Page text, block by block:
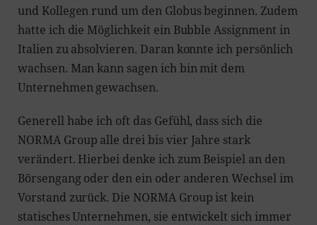
und Kollegen rund um den Globus beginnen. Zudem
hatte ich die Möglichkeit ein Bubble Assignment in
Italien zu absolvieren. Daran konnte ich persönlich
wachsen. Man kann sagen ich bin mit dem
Unternehmen gewachsen.
Generell habe ich oft das Gefühl, dass sich die
NORMA Group alle drei bis vier Jahre stark
verändert. Hierbei denke ich zum Beispiel an den
Börsengang oder den ein oder anderen Wechsel im
Vorstand zurück. Die NORMA Group ist kein
statisches Unternehmen, sie entwickelt sich immer